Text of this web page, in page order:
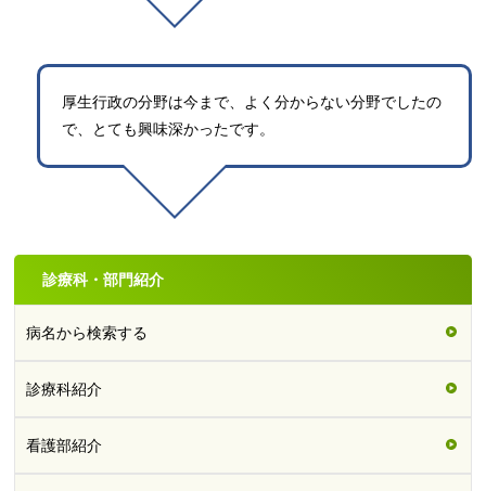
厚生行政の分野は今まで、よく分からない分野でしたの
で、とても興味深かったです。
診療科・部門紹介
病名から検索する
診療科紹介
看護部紹介